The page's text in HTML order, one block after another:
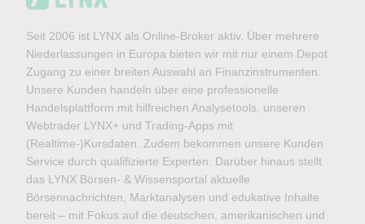
Seit 2006 ist LYNX als Online-Broker aktiv. Über mehrere
Niederlassungen in Europa bieten wir mit nur einem Depot
Zugang zu einer breiten Auswahl an Finanzinstrumenten.
Unsere Kunden handeln über eine professionelle
Handelsplattform mit hilfreichen Analysetools, unseren
Webtrader LYNX+ und Trading-Apps mit
(Realtime-)Kursdaten. Zudem bekommen unsere Kunden
Service durch qualifizierte Experten. Darüber hinaus stellt
das LYNX Börsen- & Wissensportal aktuelle
Börsennachrichten, Marktanalysen und edukative Inhalte
bereit – mit Fokus auf die deutschen, amerikanischen und